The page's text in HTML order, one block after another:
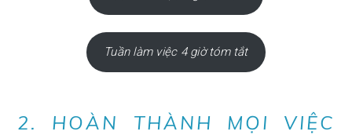
Tuần làm việc 4 giờ tóm tắt
2. HOÀN THÀNH MỌI VIỆC